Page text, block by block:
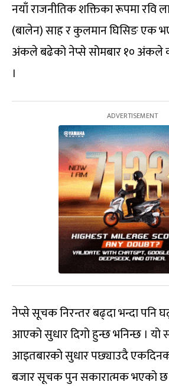
नयाँ राजनीतिक शक्तिका रूपमा रवि
(बालेन) साह र कुलमान घिसिङ एक
अंकले बढेको नेप्से सोमबार १० अंकले
।
नेप्से सूचक निरन्तर बढ्दा भन्दा पनि
आएको सुधार दिगो हुन्छ भनिन्छ । यो
आइतबारको सुधार पछ्याउदै
बजार सूचक पुन सकारात्मक भएको छ